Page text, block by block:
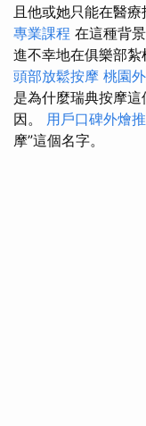
且他或她只能在醫療
專業課程 在這種背
進不幸地在俱樂部紮
頭部放鬆按摩 桃園
是為什麼瑞典按摩
因。 用戶口碑外燴
摩”這個名字。